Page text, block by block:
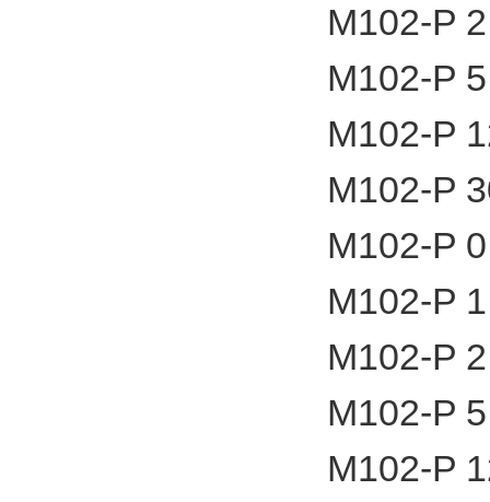
M102-P
M102-P
M102-P
M102-P
M102-P
M102-P
M102-P
M102-P
M102-P